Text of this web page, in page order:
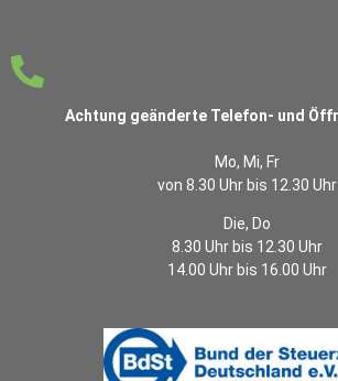
Achtung geänderte Telefon- und
Mo, Mi, Fr
von 8.30 Uhr bis 12.30 Uhr
Die, Do
8.30 Uhr bis 12.30 Uhr
14.00 Uhr bis 16.00 Uhr